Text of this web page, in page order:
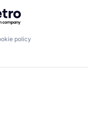
Getro.com
policy